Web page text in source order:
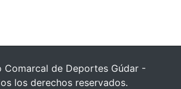
de Deportes Gúdar -
los derechos reservados.